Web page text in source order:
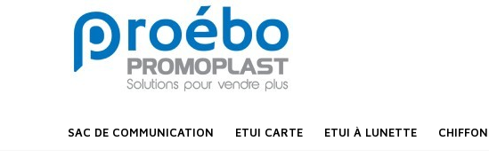
SAC DE COMMUNICATION ETUI CARTE ETUI À LUNETTE